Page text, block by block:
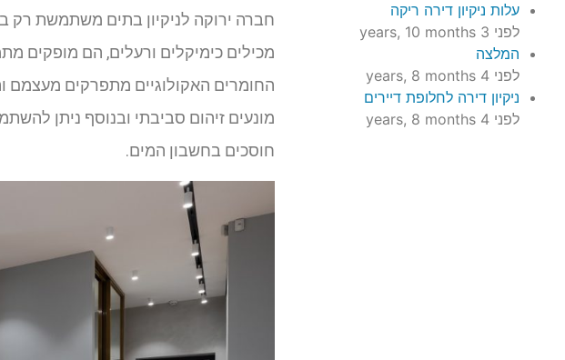
עלות ניקיון דירה ריקה
לפני 3 years, 10 months
המלצה
לפני 4 years, 8 months
ניקיון דירה לחלופת דיירים
לפני 4 years, 8 months
חברה ירוקה לניקיון בתים משתמשת רק
מכילים כימיקלים ורעלים, הם מופקים
החומרים האקולוגיים מתפרקים מעצמם
מונעים זיהום סביבתי ובנוסף ניתן
חוסכים בחשבון המים.